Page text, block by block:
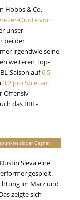
Hobbs & Co.
2er-Quote von
unser
bei der
irgendwie seine
weiteren Top-
Saison auf6,5
3,2 pro Spiel am
Offensiv-
das BBL-
als der Gegner.
Sleva eine
gespielt.
im März und
zeigte sich